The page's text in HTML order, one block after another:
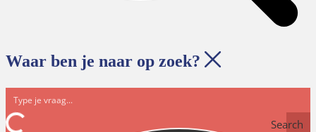
Waar ben je naar op zoek?
Search